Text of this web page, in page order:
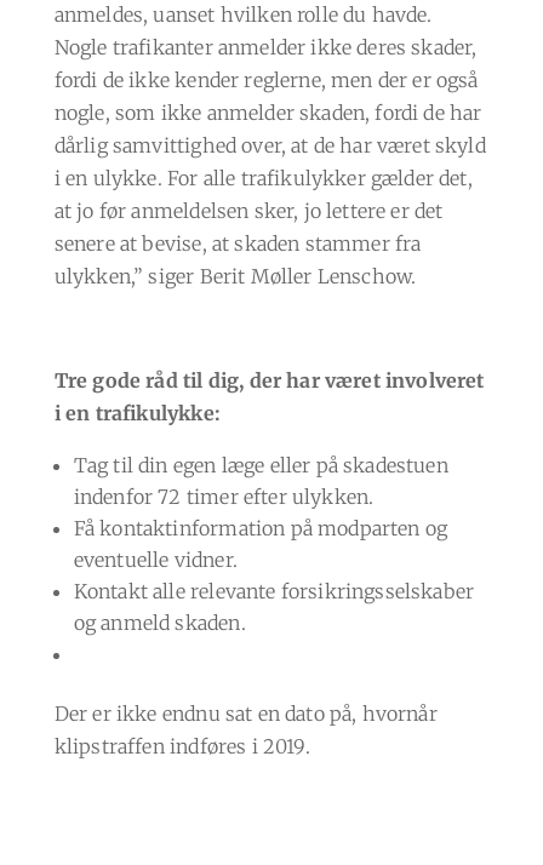
anmeldes, uanset hvilken rolle du havde.
Nogle trafikanter anmelder ikke deres skader,
fordi de ikke kender reglerne, men der er også
nogle, som ikke anmelder skaden, fordi de har
dårlig samvittighed over, at de har været skyld
i en ulykke. For alle trafikulykker gælder det,
at jo før anmeldelsen sker, jo lettere er det
senere at bevise, at skaden stammer fra
ulykken,” siger Berit Møller Lenschow.
Tre gode råd til dig, der har været involveret
i en trafikulykke:
Tag til din egen læge eller på skadestuen
indenfor 72 timer efter ulykken.
Få kontaktinformation på modparten og
eventuelle vidner.
Kontakt alle relevante forsikringsselskaber
og anmeld skaden.
Der er ikke endnu sat en dato på, hvornår
klipstraffen indføres i 2019.